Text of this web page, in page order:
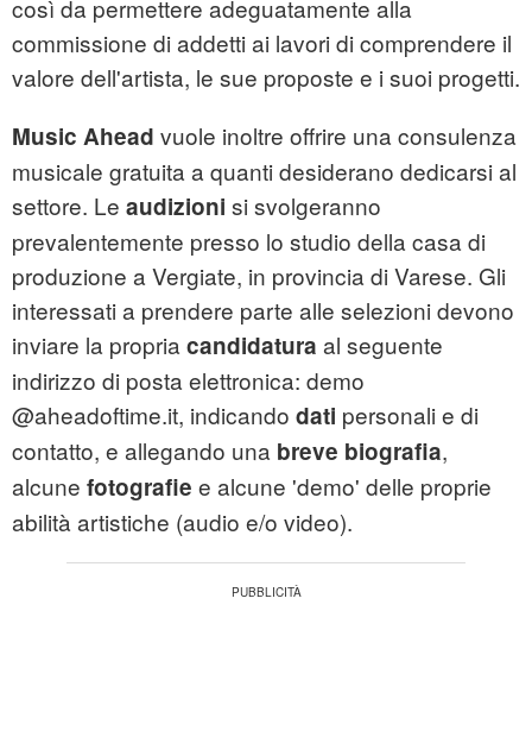
così da permettere adeguatamente alla
commissione di addetti ai lavori di comprendere il
valore dell'artista, le sue proposte e i suoi progetti.
Music Ahead vuole inoltre offrire una consulenza
musicale gratuita a quanti desiderano dedicarsi al
settore. Le audizioni si svolgeranno
prevalentemente presso lo studio della casa di
produzione a Vergiate, in provincia di Varese. Gli
interessati a prendere parte alle selezioni devono
inviare la propria candidatura al seguente
indirizzo di posta elettronica: demo
@aheadoftime.it, indicando dati personali e di
contatto, e allegando una breve biografia,
alcune fotografie e alcune 'demo' delle proprie
abilità artistiche (audio e/o video).